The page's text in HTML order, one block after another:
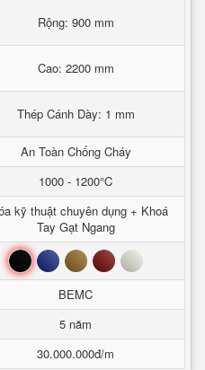
Rộng: 900 mm
Cao: 2200 mm
Thép Cánh Dày: 1 mm
An Toàn Chống Cháy
1000 - 1200°C
kỹ thuật chuyên dụng + Khoá
Tay Gạt Ngang
Đen Xanh Nâu Đỏ Trắng
BEMC
5 năm
30.000.000đ/m